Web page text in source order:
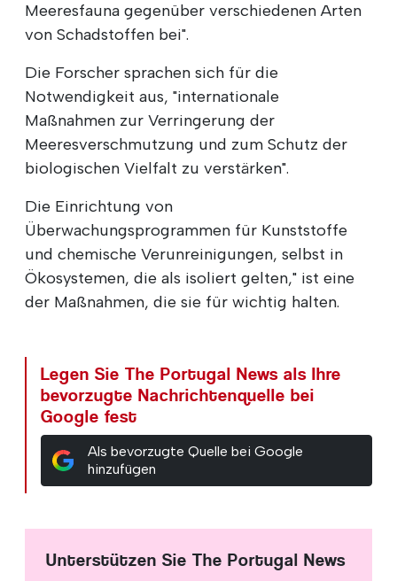
Meeresfauna gegenüber verschiedenen Arten
von Schadstoffen bei".
Die Forscher sprachen sich für die
Notwendigkeit aus, "internationale
Maßnahmen zur Verringerung der
Meeresverschmutzung und zum Schutz der
biologischen Vielfalt zu verstärken".
Die Einrichtung von
Überwachungsprogrammen für Kunststoffe
und chemische Verunreinigungen, selbst in
Ökosystemen, die als isoliert gelten," ist eine
der Maßnahmen, die sie für wichtig halten.
Legen Sie The Portugal News als Ihre
bevorzugte Nachrichtenquelle bei
Google fest
Als bevorzugte Quelle bei Google
hinzufügen
Unterstützen Sie The Portugal News